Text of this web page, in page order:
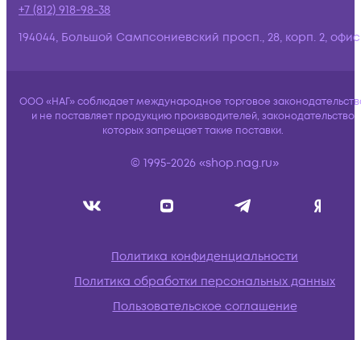
+7 (812) 918-98-38
194044, Большой Сампсониевский просп., 28, корп. 2,
ООО «НАГ» соблюдает международное торговое
и не поставляет продукцию производителей, законодательство
которых запрещает такие поставки.
© 1995-2026 «shop.nag.ru»
Политика конфиденциальности
Политика обработки персональных данных
Пользовательское соглашение